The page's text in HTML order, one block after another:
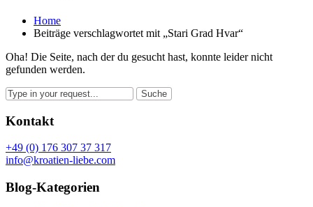
Home
Beiträge verschlagwortet mit „Stari Grad Hvar“
Oha! Die Seite, nach der du gesucht hast, konnte leider nicht
gefunden werden.
Kontakt
+49 (0) 176 307 37 317
info@kroatien-liebe.com
Blog-Kategorien